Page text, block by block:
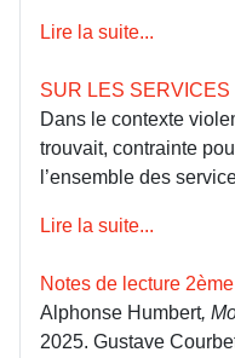
Lire la suite...
SUR LES SERVICES
Dans le contexte
trouvait, contrainte
l’ensemble des
Lire la suite...
Notes de lecture
Alphonse Humbert,
2025. Gustave